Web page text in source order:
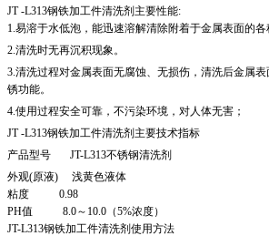
JT -L313钢铁加工件清洗剂主要性能:
1.易溶于水低泡，能迅速溶解清除附着于金属表面的各
2.清洗时无再沉积现象。
3.清洗过程对金属表面无腐蚀、无损伤，清洗后金属
锈功能。
4.使用过程安全可靠，不污染环境，对人体无害；
JT -L313钢铁加工件清洗剂主要技术指标
产品型号 JT-L313不锈钢清洗剂
外观(原液) 浅黄色液体
粘度 0.98
PH值 8.0～10.0（5%浓度）
JT-L313钢铁加工件清洗剂使用方法